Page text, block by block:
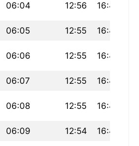
06:04 12:56 16:44
06:05 12:55 16:43
06:06 12:55 16:43
06:07 12:55 16:42
06:08 12:55 16:41
06:09 12:54 16:41